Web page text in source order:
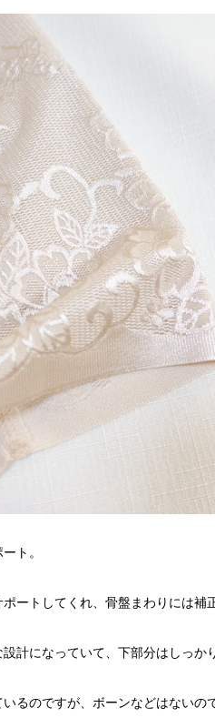
ト。
ートしてくれ、骨盤まわりには補
計になっていて、下部分はしっ
るのですが、ボーンなどはないの